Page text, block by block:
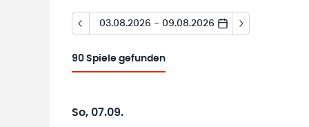
03.08.2026 - 09.08.2026
90 Spiele gefunden
So, 07.09.